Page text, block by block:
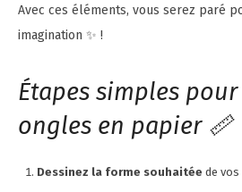
Avec ces éléments, vous serez paré
imagination ✨ !
Étapes simples
ongles en papier 📏
Dessinez la forme souhaitée de